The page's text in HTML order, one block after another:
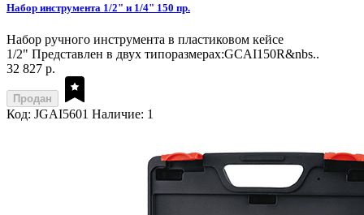
Набор инструмента 1/2" и 1/4" 150 пр.
Набор ручного инструмента в пластиковом кейсе
1/2" Представлен в двух типоразмерах:GCAI150R&nbs..
32 827 р.
Продан
Код: JGAI5601 Наличие: 1